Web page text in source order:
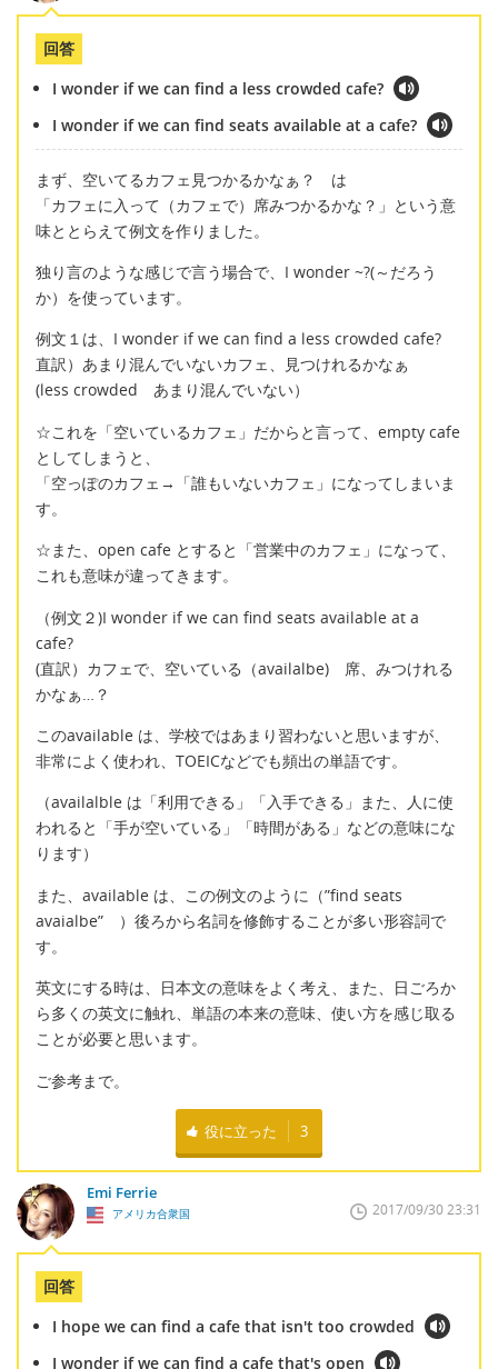
回答
I wonder if we can find a less crowded cafe?
I wonder if we can find seats available at a cafe?
まず、空いてるカフェ見つかるかなぁ？ は
「カフェに入って（カフェで）席みつかるかな？」という意
味ととらえて例文を作りました。
独り言のような感じで言う場合で、I wonder ~?(～だろう
か）を使っています。
例文１は、I wonder if we can find a less crowded cafe?
直訳）あまり混んでいないカフェ、見つけれるかなぁ
(less crowded あまり混んでいない）
☆これを「空いているカフェ」だからと言って、empty cafe
としてしまうと、
「空っぽのカフェ→「誰もいないカフェ」になってしまいま
す。
☆また、open cafe とすると「営業中のカフェ」になって、
これも意味が違ってきます。
（例文２)I wonder if we can find seats available at a
cafe?
(直訳）カフェで、空いている（availalbe) 席、みつけれる
かなぁ…？
このavailable は、学校ではあまり習わないと思いますが、
非常によく使われ、TOEICなどでも頻出の単語です。
（availalble は「利用できる」「入手できる」また、人に使
われると「手が空いている」「時間がある」などの意味にな
ります）
また、available は、この例文のように（”find seats
avaialbe” ）後ろから名詞を修飾することが多い形容詞で
す。
英文にする時は、日本文の意味をよく考え、また、日ごろか
ら多くの英文に触れ、単語の本来の意味、使い方を感じ取る
ことが必要と思います。
ご参考まで。
役に立った 3
Emi Ferrie
アメリカ合衆国 2017/09/30 23:31
回答
I hope we can find a cafe that isn't too crowded
I wonder if we can find a cafe that's open